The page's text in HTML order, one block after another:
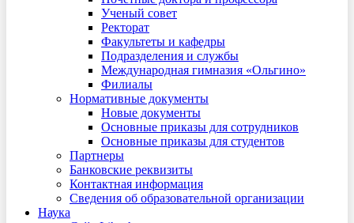
Ученый совет
Ректорат
Факультеты и кафедры
Подразделения и службы
Международная гимназия «Ольгино»
Филиалы
Нормативные документы
Новые документы
Основные приказы для сотрудников
Основные приказы для студентов
Партнеры
Банковские реквизиты
Контактная информация
Сведения об образовательной организации
Наука